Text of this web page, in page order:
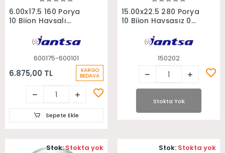
Sepete Ekle
6.00x17.5 160 Porya
10 Bijon Havşalı
Dorse Jantı
600175-600101
6.875,00 TL KARGO
BEDAVA
Sepete Ekle
Stokta Yok
15.00x22.5 280 Porya
10 Bijon Havşasız 0
150202
Stokta Yok
Stok:Stokta yok Stok: Stokta yok